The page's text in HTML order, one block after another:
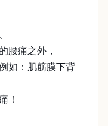
腰痛之外，
如：肌筋膜下背
！